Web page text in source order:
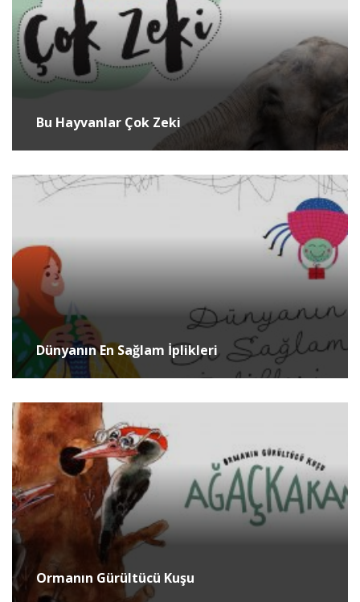
Bu Hayvanlar Çok Zeki
Dünyanın En Sağlam İplikleri
Ormanın Gürültücü Kuşu